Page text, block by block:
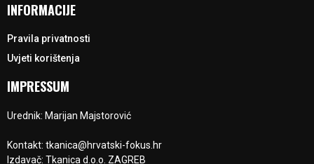
INFORMACIJE
Pravila privatnosti
Uvjeti korištenja
IMPRESSUM
Urednik: Marijan Majstorović
Kontakt: tkanica@hrvatski-fokus.hr
Izdavač: Tkanica d.o.o. ZAGREB